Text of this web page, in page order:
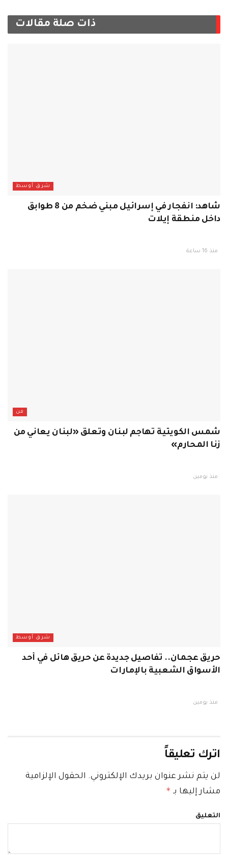
ذات صلة مقالات
شرق أوسط
شاهد: انفجار في إسرائيل مبني ضخم من 8 طوابق
داخل منطقة إيلات
منذ 16 ساعة
فن
شمس الكويتية تهاجم لبنان وتعلق «لبنان يعاني من
زنا المحارم»
منذ يومين
شرق أوسط
حريق عجمان.. تفاصيل جديدة عن حريق هائل في أحد
الأسواق الشعبية بالإمارات
منذ يومين
اترك تعليقاً
لن يتم نشر عنوان بريدك الإلكتروني. الحقول الإلزامية
مشار إليها بـ *
التعليق